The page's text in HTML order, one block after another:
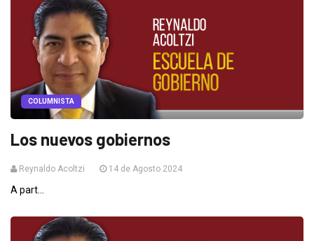
COLUMNISTA
Los nuevos gobiernos
Reynaldo Acoltzi 14 de Agosto 2024
A part...